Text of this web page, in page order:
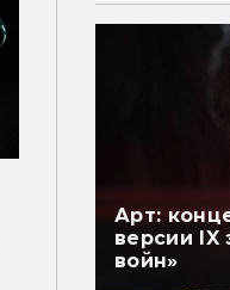
Арт:
версии IX
войн»